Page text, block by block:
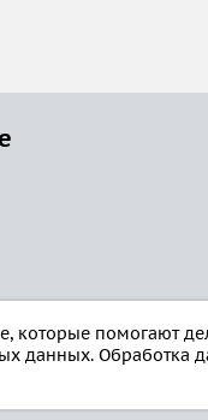
которые помогают
данных. Обработка